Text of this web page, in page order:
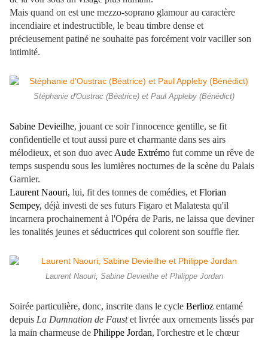
Mais quand on est une mezzo-soprano glamour au caractère
incendiaire et indestructible, le beau timbre dense et
précieusement patiné ne souhaite pas forcément voir vaciller son
intimité.
Stéphanie d'Oustrac (Béatrice) et Paul Appleby (Bénédict)
Sabine Devieilhe, jouant ce soir l'innocence gentille, se fit
confidentielle et tout aussi pure et charmante dans ses airs
mélodieux, et son duo avec Aude Extrémo fut comme un rêve de
temps suspendu sous les lumières nocturnes de la scène du Palais
Garnier.
Laurent Naouri, lui, fit des tonnes de comédies, et Florian
Sempey, déjà investi de ses futurs Figaro et Malatesta qu'il
incarnera prochainement à l'Opéra de Paris, ne laissa que deviner
les tonalités jeunes et séductrices qui colorent son souffle fier.
Laurent Naouri, Sabine Devieilhe et Philippe Jordan
Soirée particulière, donc, inscrite dans le cycle Berlioz entamé
depuis La Damnation de Faustet livrée aux ornements lissés par
la main charmeuse de Philippe Jordan, l'orchestre et le chœur